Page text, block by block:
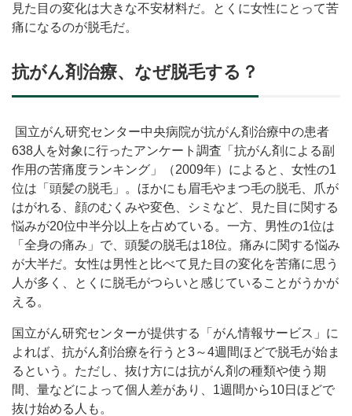
見た目の変化は大きな不安材料だ。とくに女性にとって苦
痛になるのが脱毛だ。
抗がん剤治療、なぜ脱毛する？
国立がん研究センター中央病院が抗がん剤治療中の患者
638人を対象に行ったアンケート調査「抗がん剤による副
作用の苦痛度ランキング」（2009年）によると、女性の1
位は「頭髪の脱毛」。ほかにも眉毛やまつ毛の脱毛、爪が
はがれる、顔のむくみや変色、シミなど、見た目に関する
悩みが20位中半分以上を占めている。一方、男性の1位は
「全身の痛み」で、頭髪の脱毛は18位。痛みに関する悩み
が大半だ。女性は男性と比べて見た目の変化を苦痛に思う
人が多く、とくに脱毛がつらいと感じていることがうかが
える。
国立がん研究センターが提供する「がん情報サービス」に
よれば、抗がん剤治療を行うと3～4週間ほどで脱毛が始ま
るという。ただし、抜け方には抗がん剤の種類や使う期
間、量などによって個人差があり、1週間から10日ほどで
抜け始める人も。